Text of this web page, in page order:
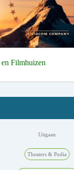
Filmhuizen
Uitgaan
Theaters & Podia